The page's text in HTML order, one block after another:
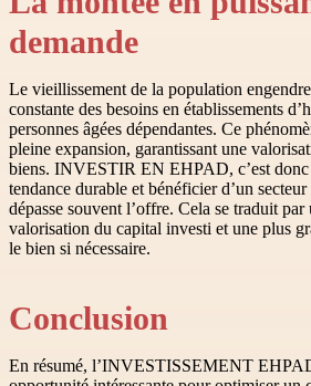
demande
Le vieillissement de la population
constante des besoins en établissements
personnes âgées dépendantes. Ce
pleine expansion, garantissant une
biens. INVESTIR EN EHPAD, c’est donc
tendance durable et bénéficier d’un
dépasse souvent l’offre. Cela se traduit
valorisation du capital investi et une plus
le bien si nécessaire.
Conclusion
En résumé, l’INVESTISSEMENT